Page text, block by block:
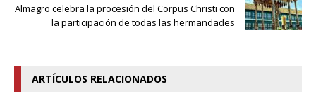
Almagro celebra la procesión del Corpus Christi con
la participación de todas las hermandades
ARTÍCULOS RELACIONADOS